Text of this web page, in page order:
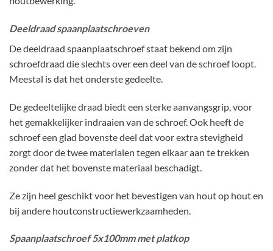
Deeldraad spaanplaatschroeven
De deeldraad spaanplaatschroef staat bekend om zijn
schroefdraad die slechts over een deel van de schroef loopt.
Meestal is dat het onderste gedeelte.
De gedeeltelijke draad biedt een sterke aanvangsgrip, voor
het gemakkelijker indraaien van de schroef. Ook heeft de
schroef een glad bovenste deel dat voor extra stevigheid
zorgt door de twee materialen tegen elkaar aan te trekken
zonder dat het bovenste materiaal beschadigt.
Ze zijn heel geschikt voor het bevestigen van hout op hout en
bij andere houtconstructiewerkzaamheden.
Spaanplaatschroef 5x100mm met platkop